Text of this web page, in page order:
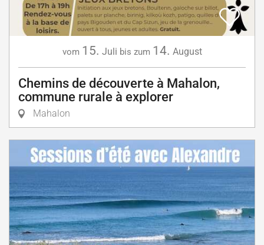
vom 15. Juli bis zum 14. August
Chemins de découverte à Mahalon,
commune rurale à explorer
Mahalon